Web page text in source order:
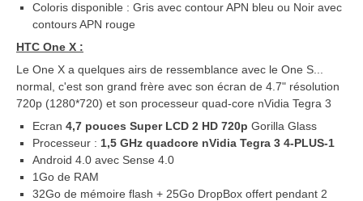
Coloris disponible : Gris avec contour APN bleu ou Noir avec
contours APN rouge
HTC One X :
Le One X a quelques airs de ressemblance avec le One S...
normal, c'est son grand frère avec son écran de 4.7" résolution
720p (1280*720) et son processeur quad-core nVidia Tegra 3
Ecran 4,7 pouces Super LCD 2 HD 720p Gorilla Glass
Processeur : 1,5 GHz quadcore nVidia Tegra 3 4-PLUS-1
Android 4.0 avec Sense 4.0
1Go de RAM
32Go de mémoire flash + 25Go DropBox offert pendant 2